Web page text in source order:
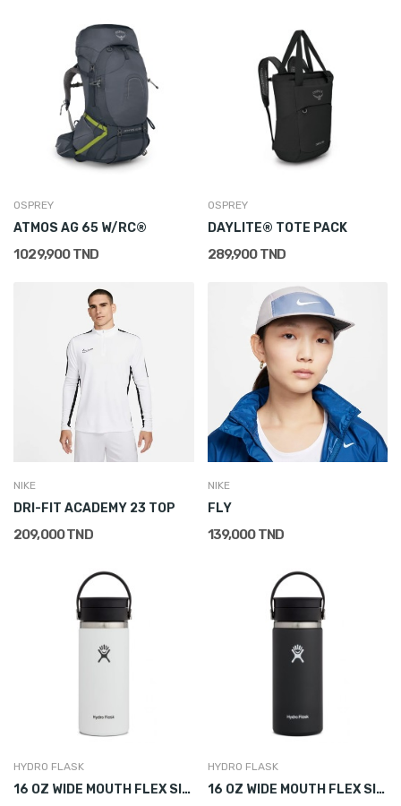
OSPREY
ATMOS AG 65 W/RC®
1 029,900 TND
OSPREY
DAYLITE® TOTE PACK
289,900 TND
NIKE
DRI-FIT ACADEMY 23 TOP
209,000 TND
NIKE
FLY
139,000 TND
HYDRO FLASK
16 OZ WIDE MOUTH FLEX SIP LID WHITE
HYDRO FLASK
16 OZ WIDE MOUTH FLEX SIP LID BLACK